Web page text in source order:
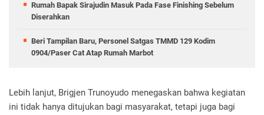
Rumah Bapak Sirajudin Masuk Pada Fase Finishing Sebelum
Diserahkan
Beri Tampilan Baru, Personel Satgas TMMD 129 Kodim
0904/Paser Cat Atap Rumah Marbot
Lebih lanjut, Brigjen Trunoyudo menegaskan bahwa kegiatan
ini tidak hanya ditujukan bagi masyarakat, tetapi juga bagi